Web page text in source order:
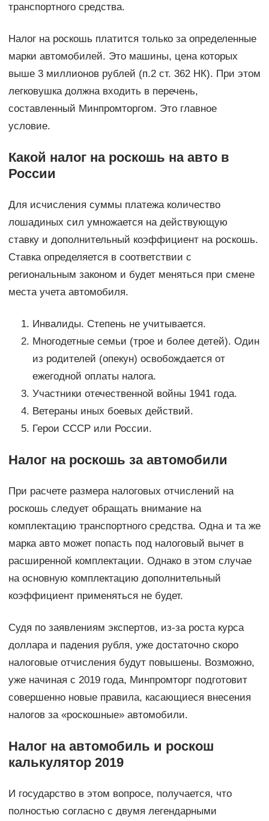
транспортного средства.
Налог на роскошь платится только за определенные
марки автомобилей. Это машины, цена которых
выше 3 миллионов рублей (п.2 ст. 362 НК). При этом
легковушка должна входить в перечень,
составленный Минпромторгом. Это главное
условие.
Какой налог на роскошь на авто в
России
Для исчисления суммы платежа количество
лошадиных сил умножается на действующую
ставку и дополнительный коэффициент на роскошь.
Ставка определяется в соответствии с
региональным законом и будет меняться при смене
места учета автомобиля.
Инвалиды. Степень не учитывается.
Многодетные семьи (трое и более детей). Один
из родителей (опекун) освобождается от
ежегодной оплаты налога.
Участники отечественной войны 1941 года.
Ветераны иных боевых действий.
Герои СССР или России.
Налог на роскошь за автомобили
При расчете размера налоговых отчислений на
роскошь следует обращать внимание на
комплектацию транспортного средства. Одна и та же
марка авто может попасть под налоговый вычет в
расширенной комплектации. Однако в этом случае
на основную комплектацию дополнительный
коэффициент применяться не будет.
Судя по заявлениям экспертов, из-за роста курса
доллара и падения рубля, уже достаточно скоро
налоговые отчисления будут повышены. Возможно,
уже начиная с 2019 года, Минпромторг подготовит
совершенно новые правила, касающиеся внесения
налогов за «роскошные» автомобили.
Налог на автомобиль и роскош
калькулятор 2019
И государство в этом вопросе, получается, что
полностью согласно с двумя легендарными